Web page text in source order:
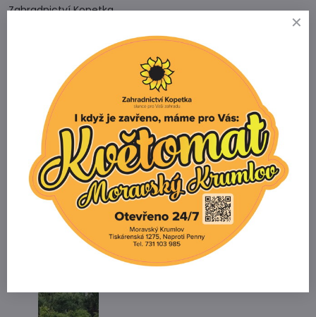
Zahradnictví Kopetka
671 75 Loděnice u Moravského Krumlova
Telefon
+420 731 103 985
Prodejna
+420 607 042 662
Email
info@zahradnictvikopetka.cz
Zahradnictví Vedrovice